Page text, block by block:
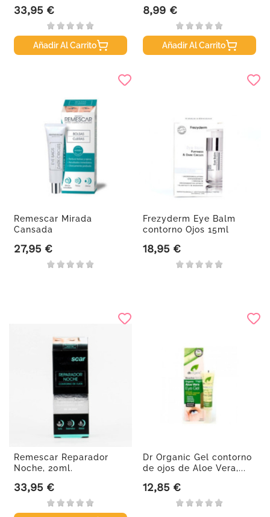
Precio
33,95 €
Añadir Al Carrito
Precio
8,99 €
Añadir Al Carrito
Remescar Mirada
Cansada
Precio
27,95 €
Frezyderm Eye Balm
contorno Ojos 15ml
Precio
18,95 €
Remescar Reparador
Noche, 20ml.
Precio
33,95 €
Dr Organic Gel contorno
de ojos de Aloe Vera,...
Precio
12,85 €